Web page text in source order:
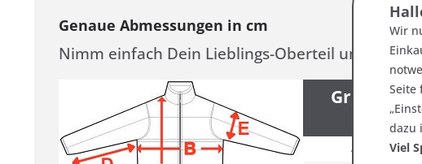
Genaue Abmessungen in cm
Nimm einfach Dein Lieblings-Oberteil und
Größe
46
Wir
Seite
dazu
Viel